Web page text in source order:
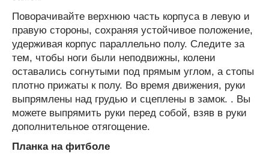
Поворачивайте верхнюю часть корпуса в левую и
правую стороны, сохраняя устойчивое положение,
удерживая корпус параллельно полу. Следите за
тем, чтобы ноги были неподвижны, колени
оставались согнутыми под прямым углом, а стопы
плотно прижаты к полу. Во время движения, руки
выпрямлены над грудью и сцеплены в замок. . Вы
можете выпрямить руки перед собой, взяв в руки
дополнительное отягощение.
Планка на фитболе